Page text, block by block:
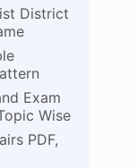
District
Exam
Wise
PDF,